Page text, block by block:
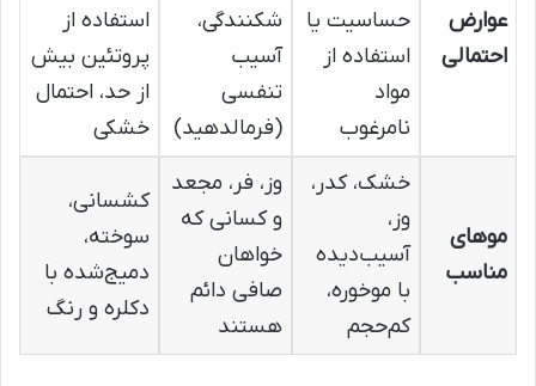
عوارض
احتمالی
حساسیت یا
استفاده از
مواد
نامرغوب
شکنندگی،
آسیب
تنفسی
(فرمالدهید)
استفاده از
پروتئین بیش
از حد، احتمال
خشکی
موهای
مناسب
خشک، کدر،
وز،
آسیب‌دیده
با موخوره،
کم‌حجم
وز، فر، مجعد
و کسانی که
خواهان
صافی دائم
هستند
کشسانی،
سوخته،
دمیج‌شده با
دکلره و رنگ